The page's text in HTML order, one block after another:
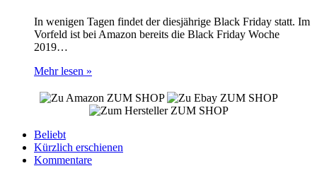
In wenigen Tagen findet der diesjährige Black Friday statt. Im
Vorfeld ist bei Amazon bereits die Black Friday Woche
2019…
Mehr lesen »
ZUM SHOP
ZUM SHOP
ZUM SHOP
Beliebt
Kürzlich erschienen
Kommentare